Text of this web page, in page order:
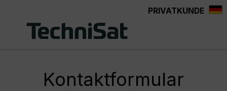
PRIVATKUNDE
Kontaktformular